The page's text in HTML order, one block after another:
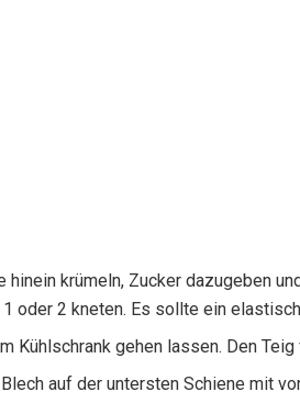
krümeln, Zucker dazugeben
oder 2 kneten. Es sollte ein
Kühlschrank gehen lassen. Den
auf der untersten Schiene mit